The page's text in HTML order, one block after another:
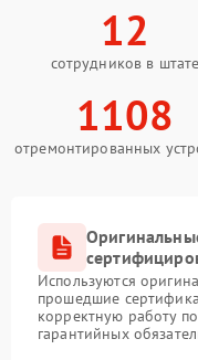
12
сотрудников в штате
1108
отремонтированных
Используются
прошедшие
корректную работу
гарантийных